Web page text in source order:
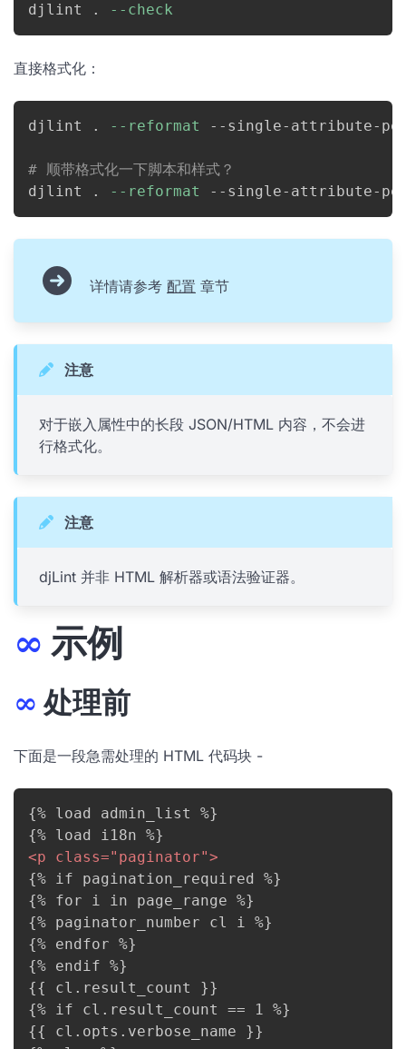
djlint . --check
直接格式化：
djlint . --reformat --single-attribute-
# 顺带格式化一下脚本和样式？
djlint
. --reformat --single-attribute-
详情请参考 配置 章节
注意
对于嵌入属性中的长段 JSON/HTML 内容，不会进
行格式化。
注意
djLint 并非 HTML 解析器或语法验证器。
∞ 示例
∞ 处理前
下面是一段急需处理的 HTML 代码块 -
{% load admin_list %}
<p class=" paginator">
{% if pagination_required %}
{% for i in page_range %}
{% paginator_number cl i %}
{% endfor %}
{% endif %}
{{ cl.result_count }}
{% if cl.result_count == 1 %}
{{ cl.opts.verbose_name }}